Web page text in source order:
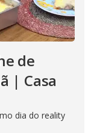
de
| Casa
dia do reality